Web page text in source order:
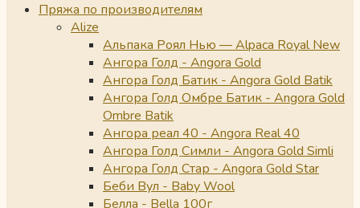
Пряжа по производителям
Alize
Альпака Роял Нью — Alpaca Royal New
Ангора Голд - Angora Gold
Ангора Голд Батик - Angora Gold Batik
Ангора Голд Омбре Батик - Angora Gold
Ombre Batik
Ангора реал 40 - Angora Real 40
Ангора Голд Симли - Angora Gold Simli
Ангора Голд Стар - Angora Gold Star
Беби Вул - Baby Wool
Белла - Bella 100г